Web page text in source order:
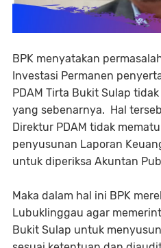
BPK menyatakan
Investasi Permanen
PDAM Tirta Bukit Sulap
yang sebenarnya. Hal
Direktur PDAM tidak
penyusunan Laporan
untuk diperiksa Akuntan
Maka dalam hal ini BPK
Lubuklinggau agar
Bukit Sulap untuk